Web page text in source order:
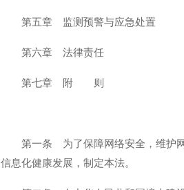
第五章 监测预警与应急处置
第六章 法律责任
第七章 附 则
第一条 为了保障网络安全，维护
信息化健康发展，制定本法。